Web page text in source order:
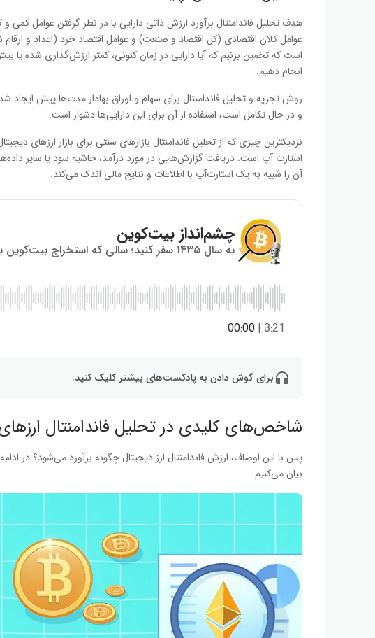
هدف تحلیل فاندامنتال برآورد ارزش ذاتی دارایی با در نظر گرفتن عوامل کمی
عوامل کلان اقتصادی (کل اقتصاد و صنعت) و عوامل اقتصاد خرد (اعداد و
است که تخمین بزنیم که آیا دارایی در زمان کنونی، کمتر ارزش‌گذاری شده
انجام دهیم.
روش تجزیه و تحلیل فاندامنتال برای سهام و اوراق بهادار مدت‌ها پیش ایجاد
و در حال تکامل است، استفاده از آن برای این دارایی‌ها دشوار است.
نزدیکترین چیزی که از تحلیل فاندامنتال بازارهای سنتی برای بازار ارزهای
استارت آپ است. دریافت گزارش‌هایی در مورد درآمد، حاشیه سود یا سایر
آن را شبیه به یک استارت‌آپ با اطلاعات و نتایج مالی اندک می‌کند.
چشم‌انداز بیت‌کوین
به سال ۱۴۳۵ سفر کنید؛ سالی که استخراج بیت‌کوین به پایان می‌رسد!
3:21
|
00:00
برای گوش دادن به پادکست‌های بیشتر کلیک کنید.
شاخص‌های کلیدی در تحلیل فاندامنتال
پس با این اوصاف، ارزش فاندامنتال ارز دیجیتال چگونه برآورد می‌شود؟ در
بیان می‌کنیم.